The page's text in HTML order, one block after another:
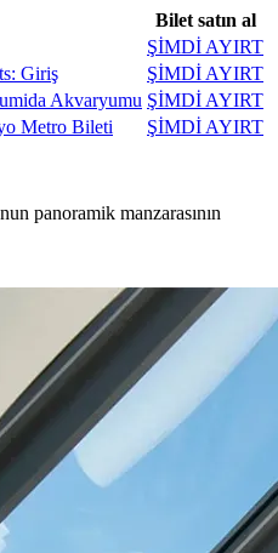
Bilet satın al
ŞİMDİ AYIRT
Giriş
ŞİMDİ AYIRT
Akvaryumu ŞİMDİ AYIRT
Metro Bileti
ŞİMDİ AYIRT
panoramik manzarasının